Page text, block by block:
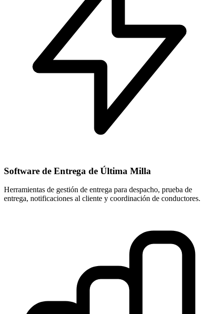
Software de Entrega de Última Milla
Herramientas de gestión de entrega para despacho, prueba de
entrega, notificaciones al cliente y coordinación de conductores.